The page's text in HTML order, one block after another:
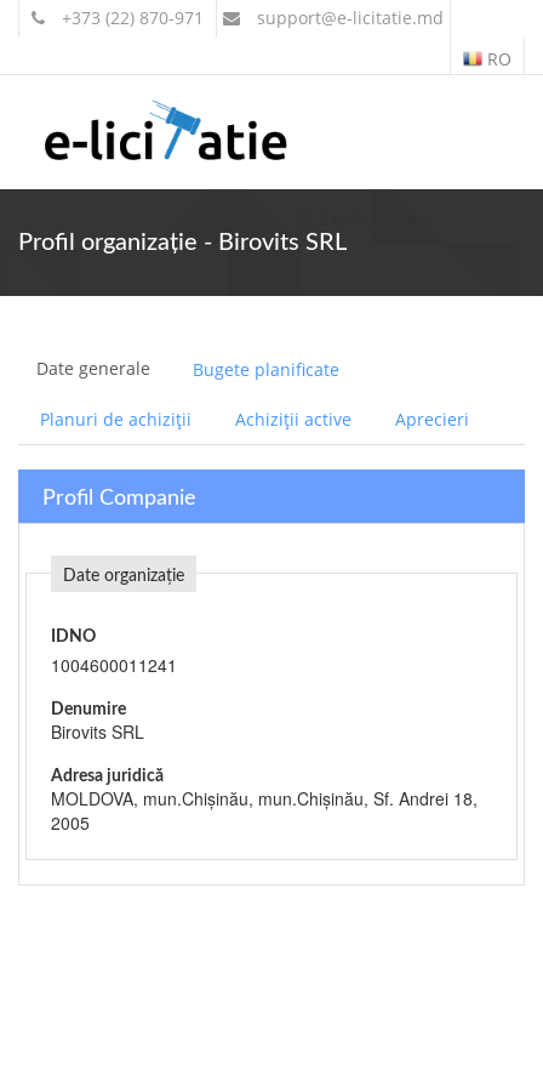
+373 (22) 870-971 support@e-licitatie.md
RO
Profil organizație - Birovits SRL
Date generale Bugete planificate
Planuri de achiziții Achiziții active Aprecieri
Profil Companie
Date organizație
IDNO
1004600011241
Denumire
Birovits SRL
Adresa juridică
MOLDOVA, mun.Chişinău, mun.Chişinău, Sf. Andrei 18,
2005